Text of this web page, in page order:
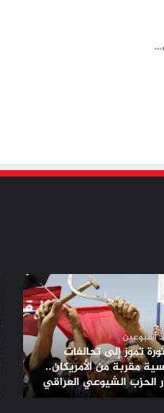
أسبوعين
تموز إلى تحالفات
مقربة من الأمريكان..
الحزب الشيوعي العراقي